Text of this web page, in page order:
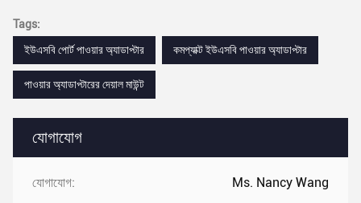
যোগাযোগ
যোগাযোগ: Ms. Nancy Wang
Tags:
ইউএসবি পোর্ট পাওয়ার অ্যাডাপ্টার
কমপ্যাক্ট ইউএসবি পাওয়ার অ্যাডাপ্টার
পাওয়ার অ্যাডাপ্টারের দেয়াল মাউন্ট